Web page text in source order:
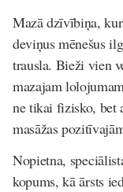
Mazā dzīvībiņa,
deviņus mēnešus
trausla. Bieži vien
mazajam
ne tikai fizisko, bet
masāžas
Nopietna,
kopums, kā ārsts